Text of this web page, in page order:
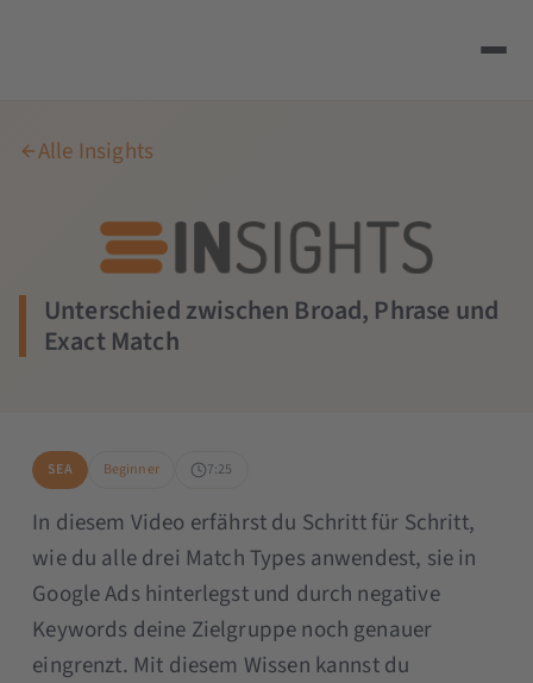
Alle Insights
Unterschied zwischen Broad, Phrase und
Exact Match
SEA Beginner 7:25
In diesem Video erfährst du Schritt für Schritt,
wie du alle drei Match Types anwendest, sie in
Google Ads hinterlegst und durch negative
Keywords deine Zielgruppe noch genauer
eingrenzt. Mit diesem Wissen kannst du